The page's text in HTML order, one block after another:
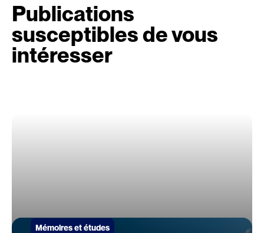
Publications
susceptibles de vous
intéresser
Mémoires et études